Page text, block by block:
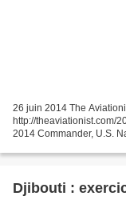
26 juin 2014 The
http://theaviationist.com/
2014 Commander, U.S.
Djibouti :